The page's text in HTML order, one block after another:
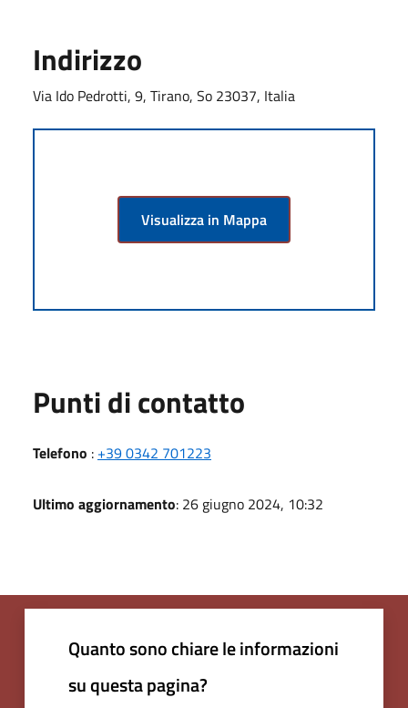
Indirizzo
Via Ido Pedrotti, 9, Tirano, So 23037, Italia
Visualizza in Mappa
Punti di contatto
Telefono : +39 0342 701223
Ultimo aggiornamento: 26 giugno 2024, 10:32
Quanto sono chiare le informazioni
su questa pagina?